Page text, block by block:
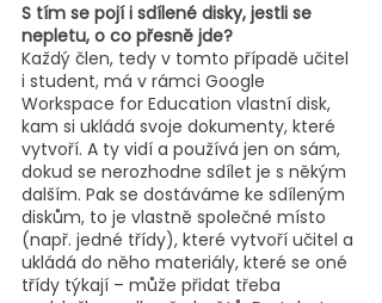
S tím se pojí i sdílené disky, jestli se
nepletu, o co přesně jde?
Každý člen, tedy v tomto případě učitel
i student, má v rámci Google
Workspace for Education vlastní disk,
kam si ukládá svoje dokumenty, které
vytvoří. A ty vidí a používá jen on sám,
dokud se nerozhodne sdílet je s někým
dalším. Pak se dostáváme ke sdíleným
diskům, to je vlastně společné místo
(např. jedné třídy), které vytvoří učitel a
ukládá do něho materiály, které se oné
třídy týkají – může přidat třeba